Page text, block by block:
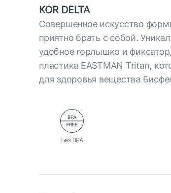
KOR DELTA
Совершенное искусство
приятно брать с собой.
удобное горлышко и
пластика EASTMAN Tritan,
для здоровья вещества
Без BPA